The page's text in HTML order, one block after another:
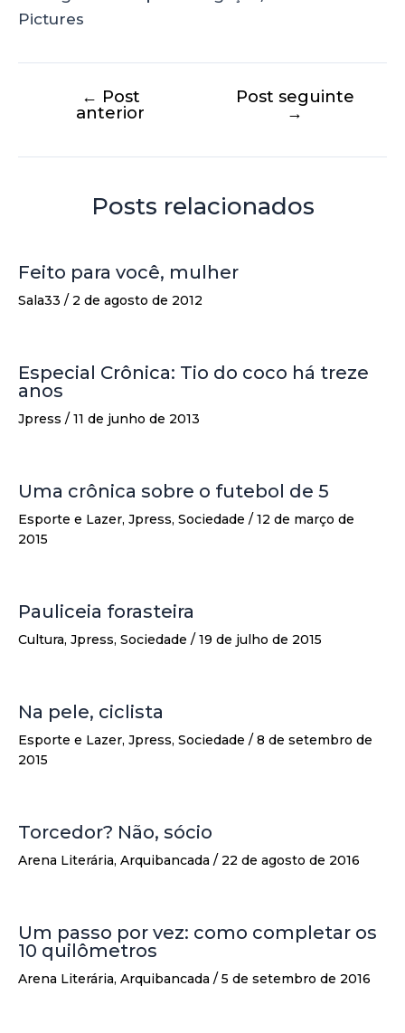
Pictures
← Post
anterior
Post seguinte
→
Posts relacionados
Feito para você, mulher
Sala33 / 2 de agosto de 2012
Especial Crônica: Tio do coco há treze
anos
Jpress / 11 de junho de 2013
Uma crônica sobre o futebol de 5
Esporte e Lazer, Jpress, Sociedade / 12 de março de
2015
Pauliceia forasteira
Cultura, Jpress, Sociedade / 19 de julho de 2015
Na pele, ciclista
Esporte e Lazer, Jpress, Sociedade / 8 de setembro de
2015
Torcedor? Não, sócio
Arena Literária, Arquibancada / 22 de agosto de 2016
Um passo por vez: como completar os
10 quilômetros
Arena Literária, Arquibancada / 5 de setembro de 2016